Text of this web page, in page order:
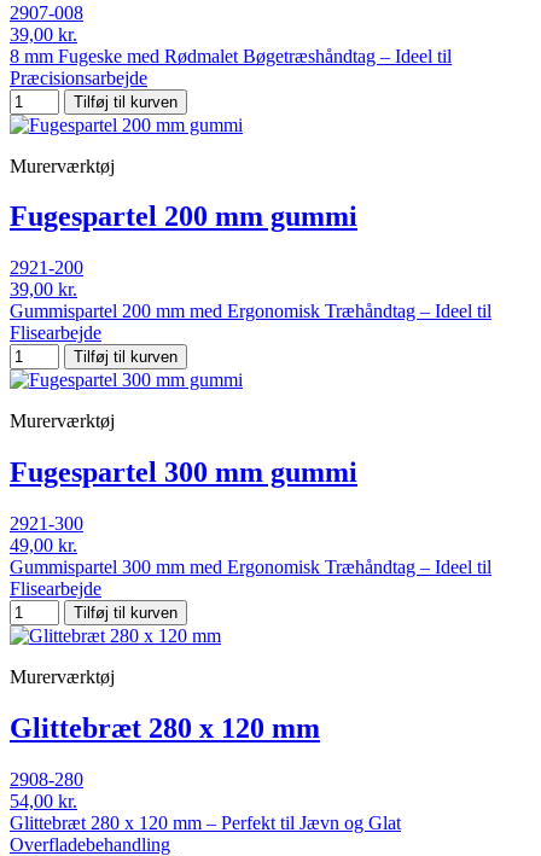
2907-008
39,00 kr.
8 mm Fugeske med Rødmalet Bøgetræshåndtag – Ideel til
Præcisionsarbejde
Tilføj til kurven
Murerværktøj
Fugespartel 200 mm gummi
2921-200
39,00 kr.
Gummispartel 200 mm med Ergonomisk Træhåndtag – Ideel til
Flisearbejde
Tilføj til kurven
Murerværktøj
Fugespartel 300 mm gummi
2921-300
49,00 kr.
Gummispartel 300 mm med Ergonomisk Træhåndtag – Ideel til
Flisearbejde
Tilføj til kurven
Murerværktøj
Glittebræt 280 x 120 mm
2908-280
54,00 kr.
Glittebræt 280 x 120 mm – Perfekt til Jævn og Glat
Overfladebehandling